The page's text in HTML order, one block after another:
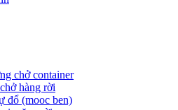
chở container
hàng rời
đổ (mooc ben)